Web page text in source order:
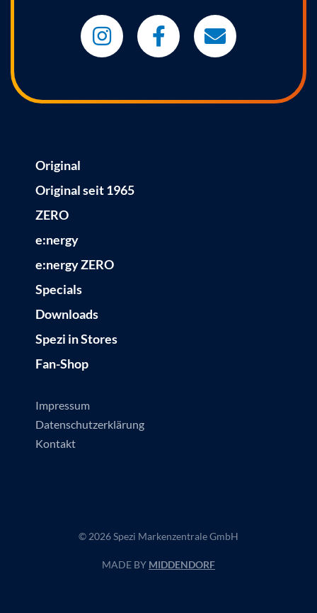
Original
Original seit 1965
ZERO
e:nergy
e:nergy ZERO
Specials
Downloads
Spezi in Stores
Fan-Shop
Impressum
Datenschutzerklärung
Kontakt
© 2026 Spezi Markenzentrale GmbH
MADE BY MIDDENDORF